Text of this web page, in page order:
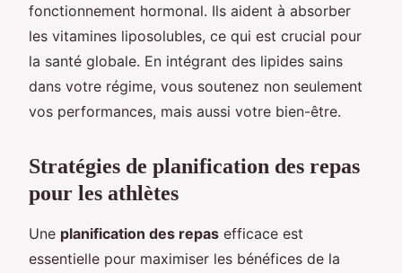
fonctionnement hormonal. Ils aident à absorber
les vitamines liposolubles, ce qui est crucial pour
la santé globale. En intégrant des lipides sains
dans votre régime, vous soutenez non seulement
vos performances, mais aussi votre bien-être.
Stratégies de planification des repas
pour les athlètes
Une planification des repas efficace est
essentielle pour maximiser les bénéfices de la